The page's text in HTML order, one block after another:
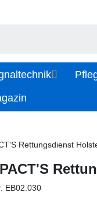
Rettungsdienst
EB02.030